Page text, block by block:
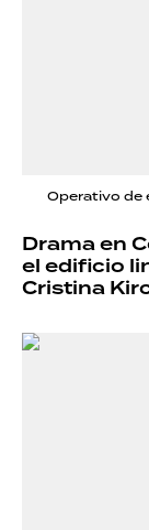
Operativo de
Drama en
el edificio
Cristina